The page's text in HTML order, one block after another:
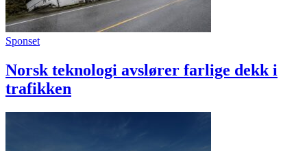
Sponset
Norsk teknologi avslører farlige dekk i
trafikken